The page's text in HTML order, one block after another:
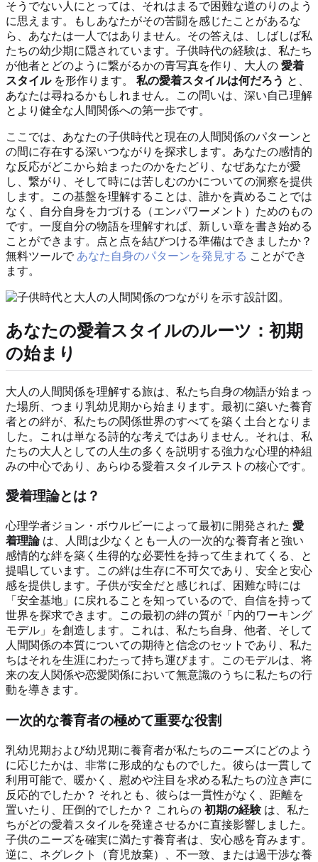
そうでない人にとっては、それはまるで困難な道のりのよう
に思えます。もしあなたがその苦闘を感じたことがあるな
ら、あなたは一人ではありません。その答えは、しばしば私
たちの幼少期に隠されています。子供時代の経験は、私たち
が他者とどのように繋がるかの青写真を作り、大人の 愛着
スタイルを形作ります。 私の愛着スタイルは何だろう と、
あなたは尋ねるかもしれません。この問いは、深い自己理解
とより健全な人間関係への第一歩です。
ここでは、あなたの子供時代と現在の人間関係のパターンと
の間に存在する深いつながりを探求します。あなたの感情的
な反応がどこから始まったのかをたどり、なぜあなたが愛
し、繋がり、そして時には苦しむのかについての洞察を提供
します。この基盤を理解することは、誰かを責めることでは
なく、自分自身を力づける（エンパワーメント）ためのもの
です。一度自分の物語を理解すれば、新しい章を書き始める
ことができます。点と点を結びつける準備はできましたか？
無料ツールで あなた自身のパターンを発見する ことができ
ます。
あなたの愛着スタイルのルーツ：初期
の始まり
大人の人間関係を理解する旅は、私たち自身の物語が始まっ
た場所、つまり乳幼児期から始まります。最初に築いた養育
者との絆が、私たちの関係世界のすべてを築く土台となりま
した。これは単なる詩的な考えではありません。それは、私
たちの大人としての人生の多くを説明する強力な心理的枠組
みの中心であり、あらゆる愛着スタイルテストの核心です。
愛着理論とは？
心理学者ジョン・ボウルビーによって最初に開発された 愛
着理論は、人間は少なくとも一人の一次的な養育者と強い
感情的な絆を築く生得的な必要性を持って生まれてくる、と
提唱しています。この絆は生存に不可欠であり、安全と安心
感を提供します。子供が安全だと感じれば、困難な時には
「安全基地」に戻れることを知っているので、自信を持って
世界を探求できます。この最初の絆の質が「内的ワーキング
モデル」を創造します。これは、私たち自身、他者、そして
人間関係の本質についての期待と信念のセットであり、私た
ちはそれを生涯にわたって持ち運びます。このモデルは、将
来の友人関係や恋愛関係において無意識のうちに私たちの行
動を導きます。
一次的な養育者の極めて重要な役割
乳幼児期および幼児期に養育者が私たちのニーズにどのよう
に応じたかは、非常に形成的なものでした。彼らは一貫して
利用可能で、暖かく、慰めや注目を求める私たちの泣き声に
反応的でしたか？ それとも、彼らは一貫性がなく、距離を
置いたり、圧倒的でしたか？ これらの 初期の経験 は、私た
ちがどの愛着スタイルを発達させるかに直接影響しました。
子供のニーズを確実に満たす養育者は、安心感を育みます。
逆に、ネグレクト（育児放棄）、不一致、または過干渉な養